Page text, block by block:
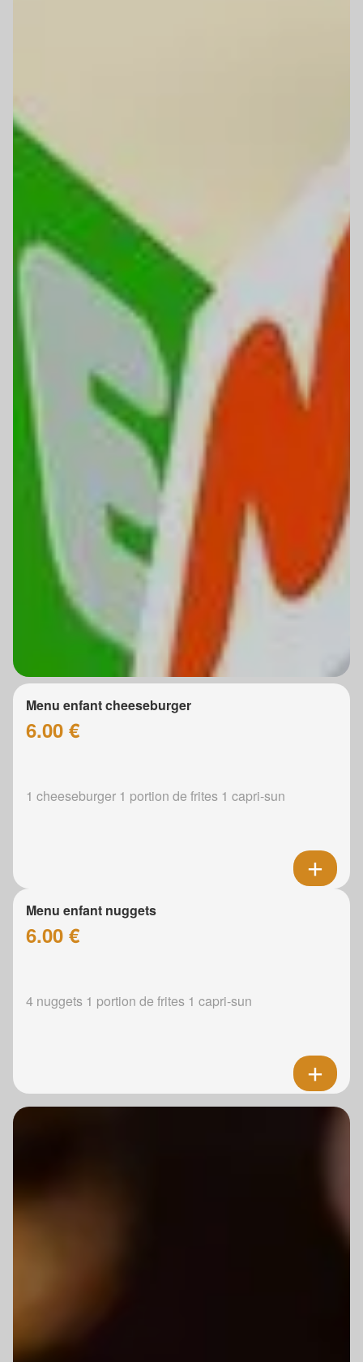
Menu enfant cheeseburger
6.00 €
1 cheeseburger 1 portion de frites 1 capri-sun
Menu enfant nuggets
6.00 €
4 nuggets 1 portion de frites 1 capri-sun